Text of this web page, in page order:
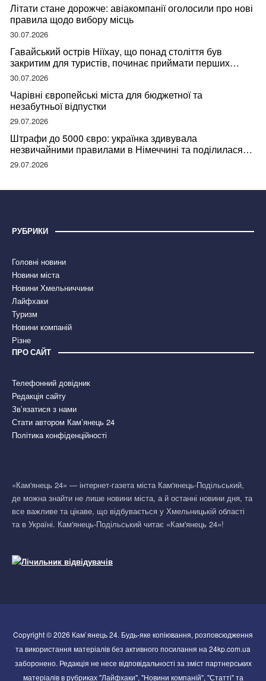
Літати стане дорожче: авіакомпанії оголосили про нові
правила щодо вибору місць
30.07.2026
Гавайський острів Ніїхау, що понад століття був
закритим для туристів, починає приймати перших
відвідувачів
30.07.2026
Чарівні європейські міста для бюджетної та
незабутньої відпустки
29.07.2026
Штрафи до 5000 євро: українка здивувала
незвичайними правилами в Німеччині та поділилася
правдою
29.07.2026
РУБРИКИ
Головні новини
Новини міста
Новини Хмельниччини
Лайфхаки
Туризм
Новини компаній
Різне
ПРО САЙТ
Телефонний довідник
Редакція сайту
Зв’язатися з нами
Стати автором Кам’янець 24
Політика конфіденційності
«Кам'янець 24» — інтернет-газета міста Кам'янець-Подільський,
де можна знайти не лише новини міста, а й останні новини дня, та
все важливе та цікаве, що відбувається у Хмельницькій області
та в Україні. Кам'янець-Подільський читає «Кам'янець 24»!
Copyright © 2026 Кам`янець 24. Будь-яке копіювання, розповсюдження
та використання матеріалів без активного посилання на 24kp.com.ua
заборонено. Редакція не несе відповідальності за зміст партнерських
матеріалів в рубриках "Лайфхаки", "Новини компаній", "Статті" та